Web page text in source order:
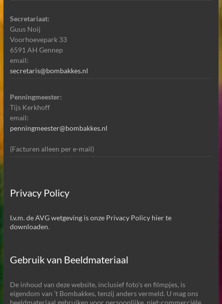
Secretariaat:
Guus Noij
Voorhoevepark 33
6591 AH Gennep
email:
secretaris@bombakkes.nl
Penningmeester:
Tijs Kerkhoff
email:
penningmeester@bombakkes.nl
(Facturen alleen per e-mail)
Privacy Policy
I.v.m. de AVG wetgeving is onze Privacy Policy hier te
downloaden.
Gebruik van Beeldmateriaal
De inhoud van deze website, inclusief foto’s en filmpjes, is
eigendom van ’t Bombakkes, tenzij anders vermeld. U mag ons